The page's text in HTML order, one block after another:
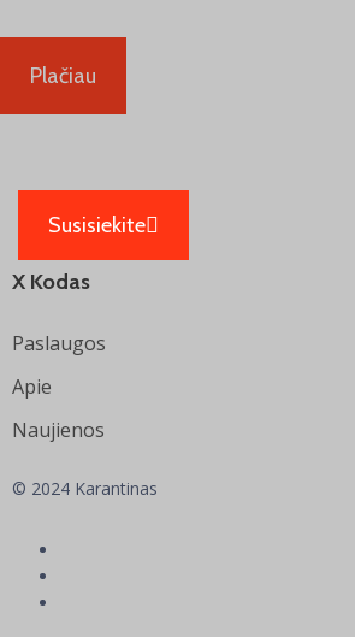
Plačiau
Susisiekite
X Kodas
Paslaugos
Apie
Naujienos
© 2024 Karantinas